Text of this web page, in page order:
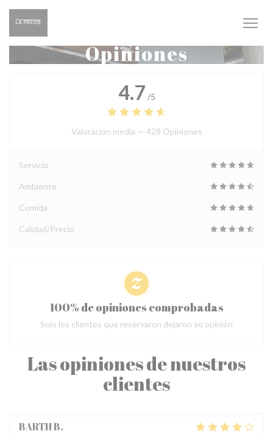
Personalización de sus opciones de cookies
Opiniones
Las opiniones de nuestros
clientes
BARTHB
4.7 /5
Valoración media — 428 Opiniones
Servicio
Ambiente
Comida
Calidad/Precio
100% de opiniones comprobadas
Solo los clientes que reservaron dejaron su opinión